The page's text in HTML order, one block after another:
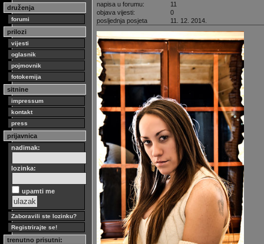
druženja
forumi
prilozi
vijesti
oglasnik
pojmovnik
fotokemija
sitnine
impressum
kontakt
press
prijavnica
nadimak:
lozinka:
upamti me
Zaboravili ste lozinku?
Registrirajte se!
trenutno prisutni:
napisa u forumu:
11
objava vijesti:
0
posljednja posjeta
11. 12. 2014.